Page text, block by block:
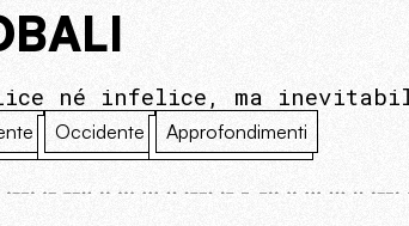
né infelice, ma
Occidente Approfondimenti